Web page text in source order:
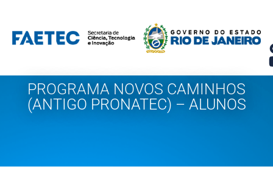
Pular
para
conteúdo
PROGRAMA NOVOS CAMINHOS
(ANTIGO PRONATEC) – ALUNOS